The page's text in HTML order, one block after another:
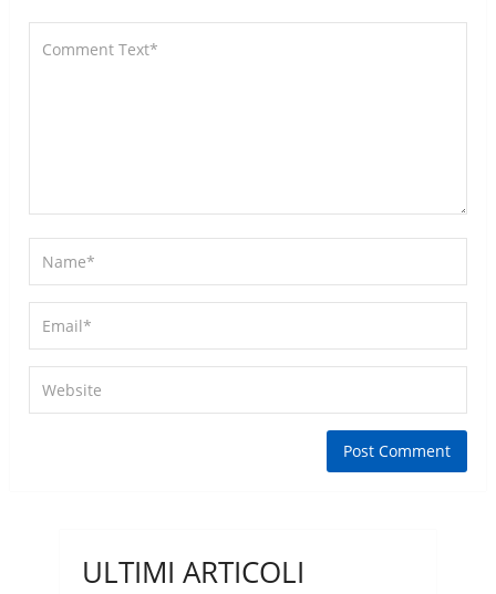
ULTIMI ARTICOLI